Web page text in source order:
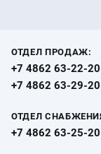
ОТДЕЛ ПРОДАЖ:
+7 4862 63-22-20
+7 4862 63-29-20
ОТДЕЛ
+7 4862 63-25-20